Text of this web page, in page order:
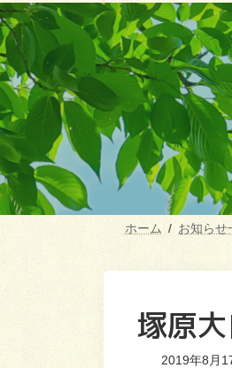
ホーム お知らせ
塚原
2019年8月